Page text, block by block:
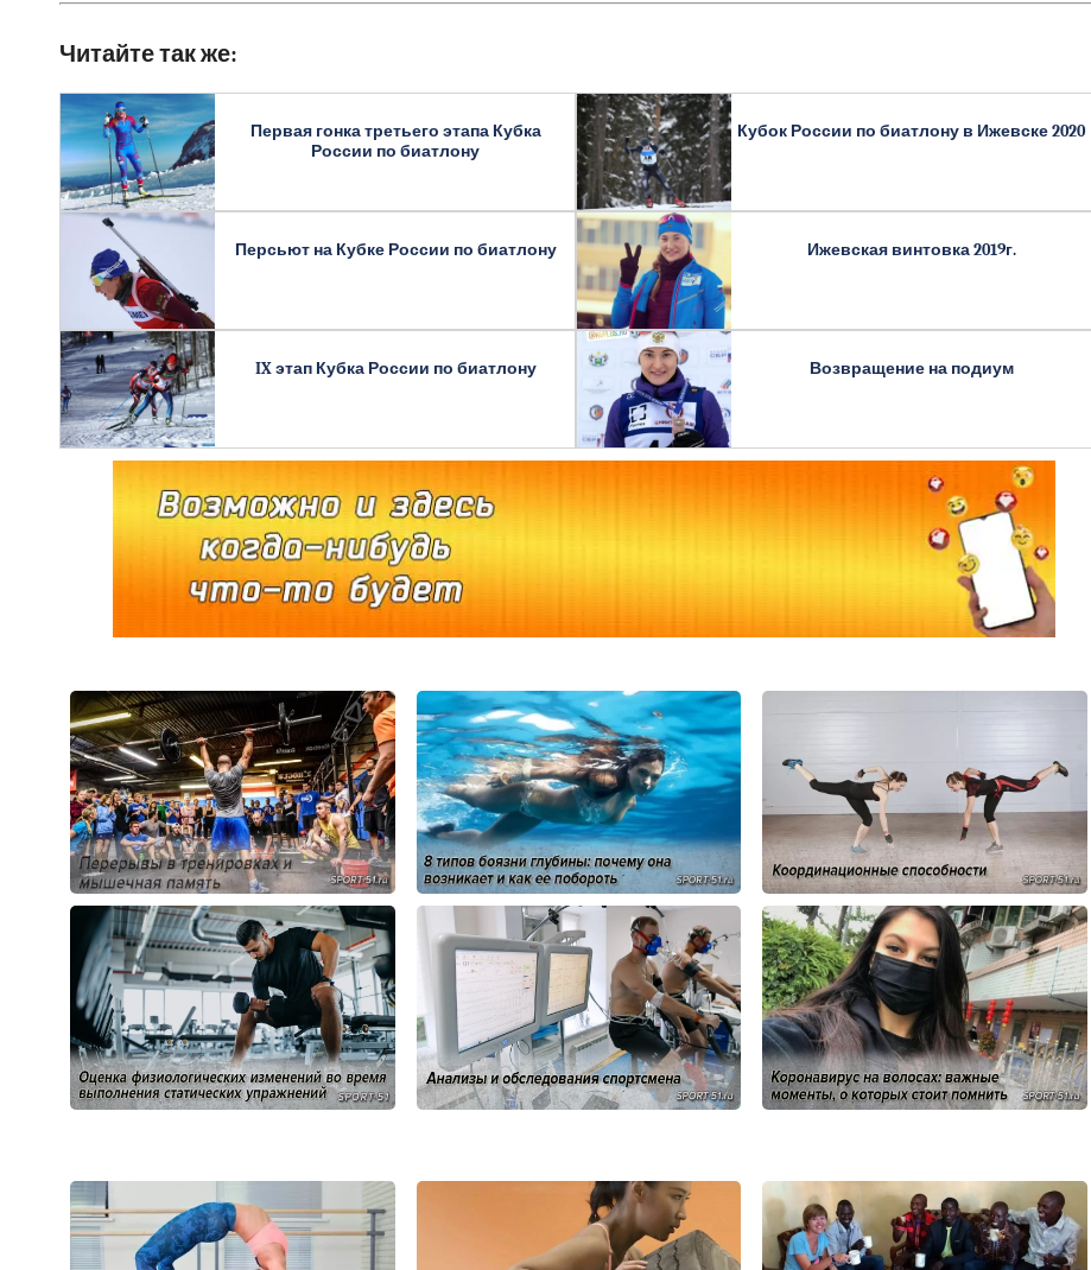
Читайте так же:
Первая гонка третьего этапа Кубка
России по биатлону
Кубок России по биатлону в Ижевске 2020
Персьют на Кубке России по биатлону Ижевская винтовка 2019г.
IX этап Кубка России по биатлону Возвращение на подиум